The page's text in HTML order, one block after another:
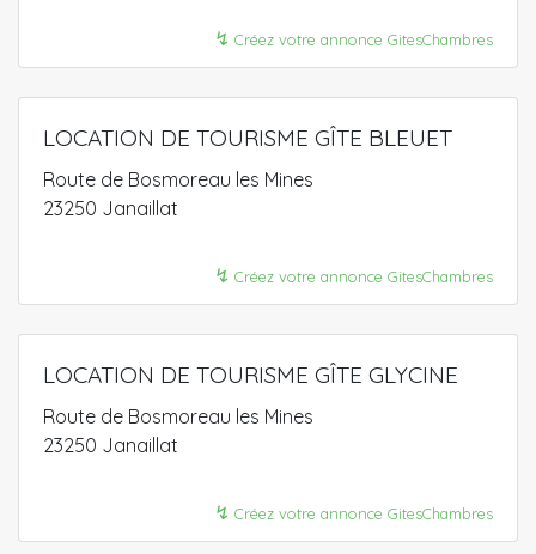
↯ Créez votre annonce GitesChambres
LOCATION DE TOURISME GÎTE BLEUET
Route de Bosmoreau les Mines
23250 Janaillat
↯ Créez votre annonce GitesChambres
LOCATION DE TOURISME GÎTE GLYCINE
Route de Bosmoreau les Mines
23250 Janaillat
↯ Créez votre annonce GitesChambres